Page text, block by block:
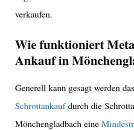
verkaufen.
Wie funktioniert
Ankauf in
Generell kann gesagt werden
Schrottankaufdurch die
Mönchengladbach eine